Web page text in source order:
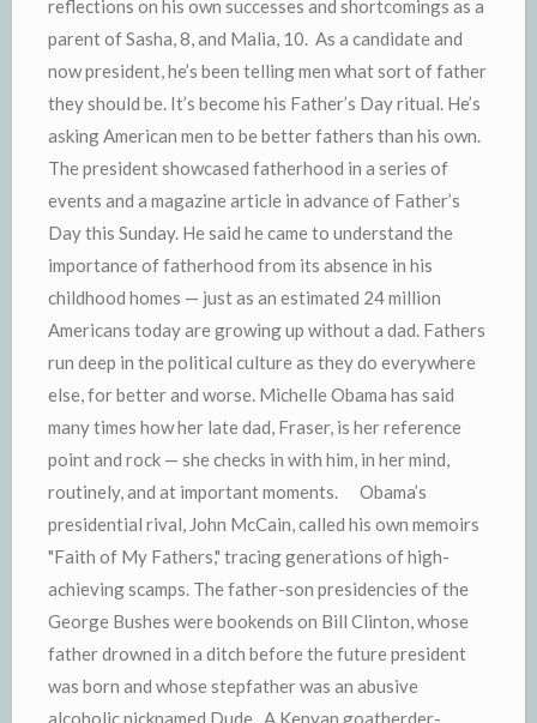
reflections on his own successes and shortcomings as a
parent of Sasha, 8, and Malia, 10. As a candidate and
now president, he’s been telling men what sort of father
they should be. It’s become his Father’s Day ritual. He’s
asking American men to be better fathers than his own.
The president showcased fatherhood in a series of
events and a magazine article in advance of Father’s
Day this Sunday. He said he came to understand the
importance of fatherhood from its absence in his
childhood homes — just as an estimated 24 million
Americans today are growing up without a dad. Fathers
run deep in the political culture as they do everywhere
else, for better and worse. Michelle Obama has said
many times how her late dad, Fraser, is her reference
point and rock — she checks in with him, in her mind,
routinely, and at important moments. Obama’s
presidential rival, John McCain, called his own memoirs
"Faith of My Fathers," tracing generations of high-
achieving scamps. The father-son presidencies of the
George Bushes were bookends on Bill Clinton, whose
father drowned in a ditch before the future president
was born and whose stepfather was an abusive
alcoholic nicknamed Dude. A Kenyan goatherder-